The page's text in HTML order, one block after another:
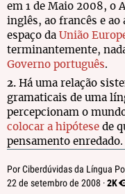
Por Ciberdúvidas da Língua
22 de setembro de 2008 ·2K
em 1 de Maio 2008, o
inglês, ao francês e ao
espaço da União
terminantemente,
Governo português.
2. Há uma relação
gramaticais de uma
percepcionam o
colocar a hipótese de
pensamento enredado.